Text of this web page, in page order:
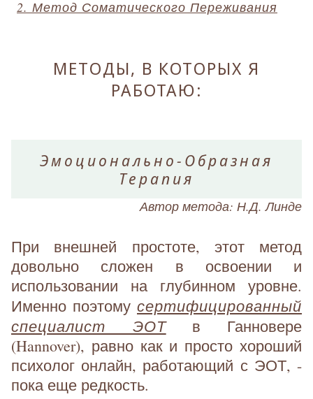
2. Метод Соматического Переживания
МЕТОДЫ, В КОТОРЫХ Я
РАБОТАЮ:
Эмоционально-Образная
Терапия
Автор метода: Н.Д. Линде
При внешней простоте, этот метод
довольно сложен в освоении и
использовании на глубинном уровне.
Именно поэтому сертифицированный
специалист ЭОТв Ганновере
(Hannover), равно как и просто хороший
психолог онлайн, работающий с ЭОТ, -
пока еще редкость.